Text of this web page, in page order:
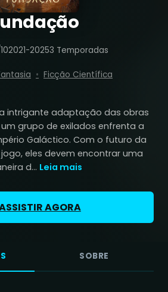
2021-20253 Temporadas
Ficção Científica
intrigante adaptação das obras
grupo de exilados enfrenta a
Galáctico. Com o futuro da
eles devem encontrar uma
d... Leia mais
AGORA
SOBRE